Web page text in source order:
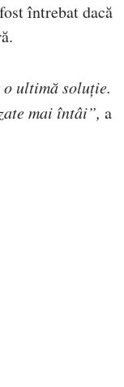
întrebat dacă
ultimă soluție.
mai întâi”, a